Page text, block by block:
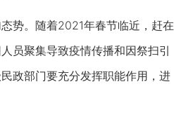
势。随着2021年春节临近，赶在
员聚集导致疫情传播和因祭扫引
政部门要充分发挥职能作用，进